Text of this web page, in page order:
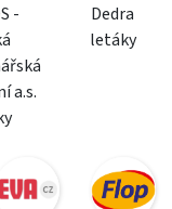
-
a.s.
Dedra
letáky